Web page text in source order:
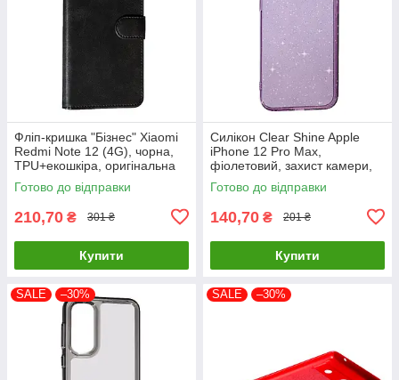
Фліп-кришка "Бізнес" Xiaomi
Redmi Note 12 (4G), чорна,
TPU+екошкіра, оригінальна
Готово до відправки
210,70 ₴ 301 ₴
Купити
Силікон Clear Shine Apple
iPhone 12 Pro Max,
фіолетовий, захист камери,
високоякісний матеріал
Готово до відправки
140,70 ₴ 201 ₴
Купити
SALE –30% SALE –30%